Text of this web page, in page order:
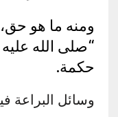
ومنه ما هو حق،
“صلى الله
حكمة.
وسائل البراعة